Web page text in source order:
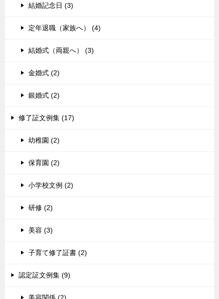
結婚記念日 (3)
定年退職（家族へ） (4)
結婚式（両親へ） (3)
金婚式 (2)
銀婚式 (2)
修了証文例集 (17)
幼稚園 (2)
保育園 (2)
小学校文例 (2)
研修 (2)
美容 (3)
子育て修了証書 (2)
認定証文例集 (9)